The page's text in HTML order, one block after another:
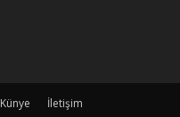
Künye
İletişim